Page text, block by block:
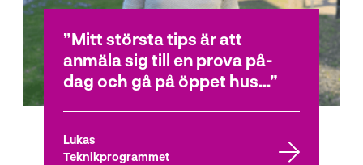
Mitt största tips är att
anmäla sig till en prova på-
dag och gå på öppet hus...
Lukas
Teknikprogrammet